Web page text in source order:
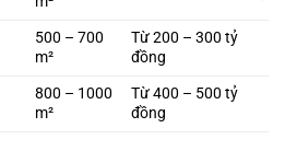
500 – 700
m²
Từ 200 – 300 tỷ
đồng
800 – 1000
m²
Từ 400 – 500 tỷ
đồng